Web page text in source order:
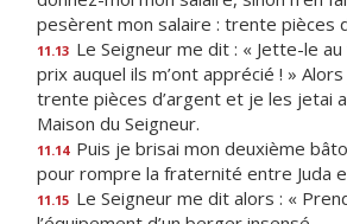
pesèrent mon salaire : trente pièces
11.13 Le Seigneur me dit : « Jette-le
prix auquel ils m’ont apprécié ! »
trente pièces d’argent et je les jetai
Maison du Seigneur.
11.14 Puis je brisai mon deuxième
pour rompre la fraternité entre Juda
11.15 Le Seigneur me dit alors : «